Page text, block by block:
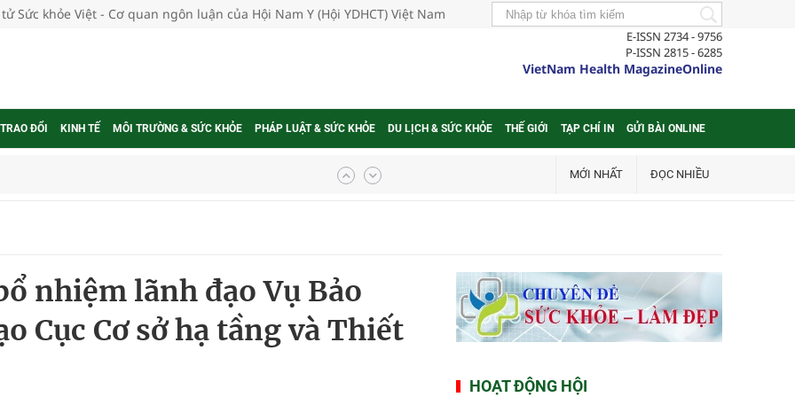
Sức khỏe Việt - Cơ quan ngôn luận của Hội Nam Y (Hội YDHCT) Việt Nam
E-ISSN 2734 - 9756
P-ISSN 2815 - 6285
VietNam Health MagazineOnline
ĐỔI KINH TẾ MÔI TRƯỜNG & SỨC KHỎE PHÁP LUẬT & SỨC KHỎE DU LỊCH & SỨC KHỎE THẾ GIỚI TẠP CHÍ IN GỬI BÀI ONLINE
nhiệt độ cao nhất 35 độ
khám sàng lọc cho người dân
cực hiệu quả
MỚI NHẤT ĐỌC NHIỀU
nhiệm lãnh đạo Vụ Bảo
Cục Cơ sở hạ tầng và Thiết
HOẠT ĐỘNG HỘI